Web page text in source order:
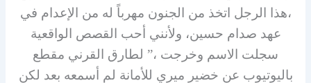
،هذا الرجل اتخذ من الجنون مهرباً له من الإعدام في
عهد صدام حسين، ولأنني أحب القصص الواقعية
سجلت الاسم وخرجت ،” لطارق القرني مقطع
باليوتيوب عن خضير ميري للأمانة لم أسمعه بعد لكن